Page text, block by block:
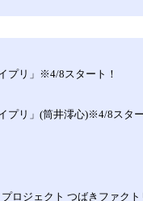
プリ」※4/8スタート！
プリ」(筒井澪心)※4/8スター
ジェクト つばきファク